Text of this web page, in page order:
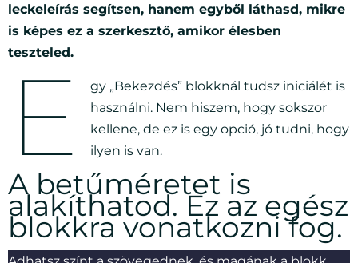
leckeleírás segítsen, hanem egyből láthasd, mikre
is képes ez a szerkesztő, amikor élesben
teszteled.
E
gy „Bekezdés” blokknál tudsz iniciálét is
használni. Nem hiszem, hogy sokszor
kellene, de ez is egy opció, jó tudni, hogy
ilyen is van.
A betűméretet is
alakíthatod. Ez az egész
blokkra vonatkozni fog.